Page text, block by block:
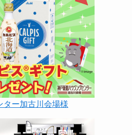
ター加古川会場様